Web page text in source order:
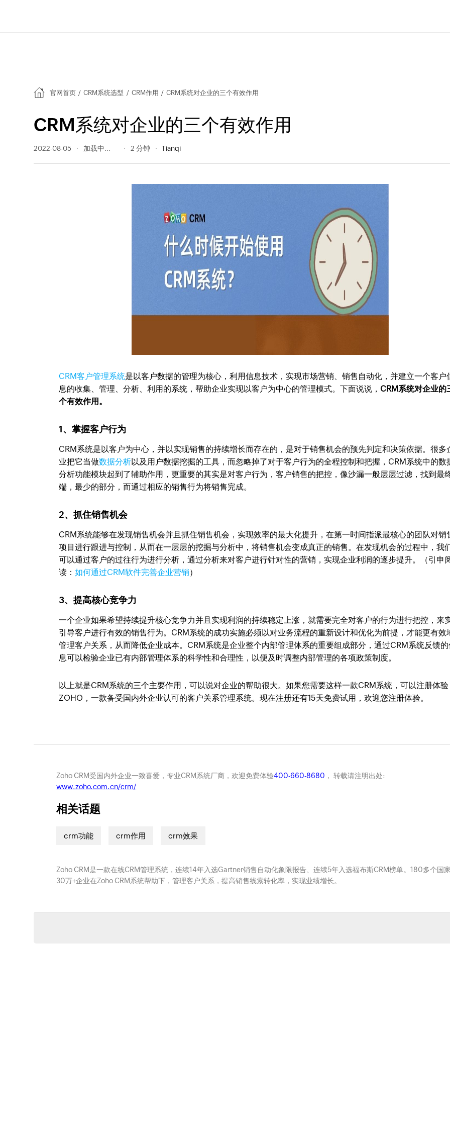
官网首页 / CRM系统选型 / CRM作用 / CRM系统对企业的三个有效作用
CRM系统对企业的三个有效作用
2022-08-05 263 阅读量 2 分钟 Tianqi
CRM客户管理系统是以客户数据的管理为核心，利用信息技术，实现市场营销、销售自动化，并建立一个客户
息的收集、管理、分析、利用的系统，帮助企业实现以客户为中心的管理模式。下面说说， CRM系统对企业的
个有效作用。
1、掌握客户行为
CRM系统是以客户为中心，并以实现销售的持续增长而存在的，是对于销售机会的预先判定和决策依据。很多
业把它当做数据分析以及用户数据挖掘的工具，而忽略掉了对于客户行为的全程控制和把握，CRM系统中的数
分析功能模块起到了辅助作用，更重要的其实是对客户行为，客户销售的把控，像沙漏一般层层过滤，找到最
端，最少的部分，而通过相应的销售行为将销售完成。
2、抓住销售机会
CRM系统能够在发现销售机会并且抓住销售机会，实现效率的最大化提升，在第一时间指派最核心的团队对销
项目进行跟进与控制，从而在一层层的挖掘与分析中，将销售机会变成真正的销售。在发现机会的过程中，我
可以通过客户的过往行为进行分析，通过分析来对客户进行针对性的营销，实现企业利润的逐步提升。（引申
读：如何通过CRM软件完善企业营销）
3、提高核心竞争力
一个企业如果希望持续提升核心竞争力并且实现利润的持续稳定上涨，就需要完全对客户的行为进行把控，来
引导客户进行有效的销售行为。CRM系统的成功实施必须以对业务流程的重新设计和优化为前提，才能更有效
管理客户关系，从而降低企业成本。CRM系统是企业整个内部管理体系的重要组成部分，通过CRM系统反馈
息可以检验企业已有内部管理体系的科学性和合理性，以便及时调整内部管理的各项政策制度。
以上就是CRM系统的三个主要作用，可以说对企业的帮助很大。如果您需要这样一款CRM系统，可以注册体验
ZOHO，一款备受国内外企业认可的客户关系管理系统。现在注册还有15天免费试用，欢迎您注册体验。
Zoho CRM受国内外企业一致喜爱，专业CRM系统厂商，欢迎免费体验400-660-8680 ， 转载请注明出处:
www.zoho.com.cn/crm/
相关话题
crm功能 crm作用 crm效果
Zoho CRM是一款在线CRM管理系统，连续14年入选Gartner销售自动化象限报告、连续5年入选福布斯CRM榜单。180多个国
30万+企业在Zoho CRM系统帮助下，管理客户关系，提高销售线索转化率，实现业绩增长。